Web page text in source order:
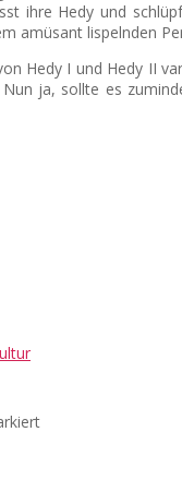
ihre Hedy und
amüsant lispelnden
Hedy I und Hedy II
ja, sollte es